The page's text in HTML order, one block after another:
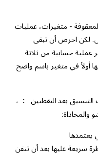
- متغيرات، عمليات
لكن احرص أن تبقى
حسابية من ثلاثة
أولاً في متغير باسم واضح
:
،
والمحاذاة:
يعتمدها
سريعة عليها بعد أن تتقن